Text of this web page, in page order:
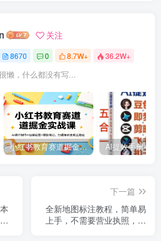
关注
8670 0 8.7W+ 36.2W+
懒，什么都没有写...
小红书教育赛道掘金实战课：AI课件制作+店铺运营+爆款笔记，打通知识变现全路径
下一篇
全新地图标注教程，简单易
上手，不需要营业执照，挑